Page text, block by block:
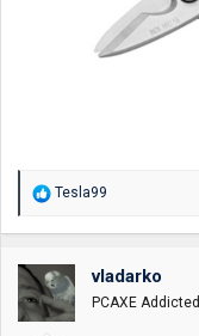
R
a
o
v
a
n
Tesla99
vladarko
PCAXE Addicted